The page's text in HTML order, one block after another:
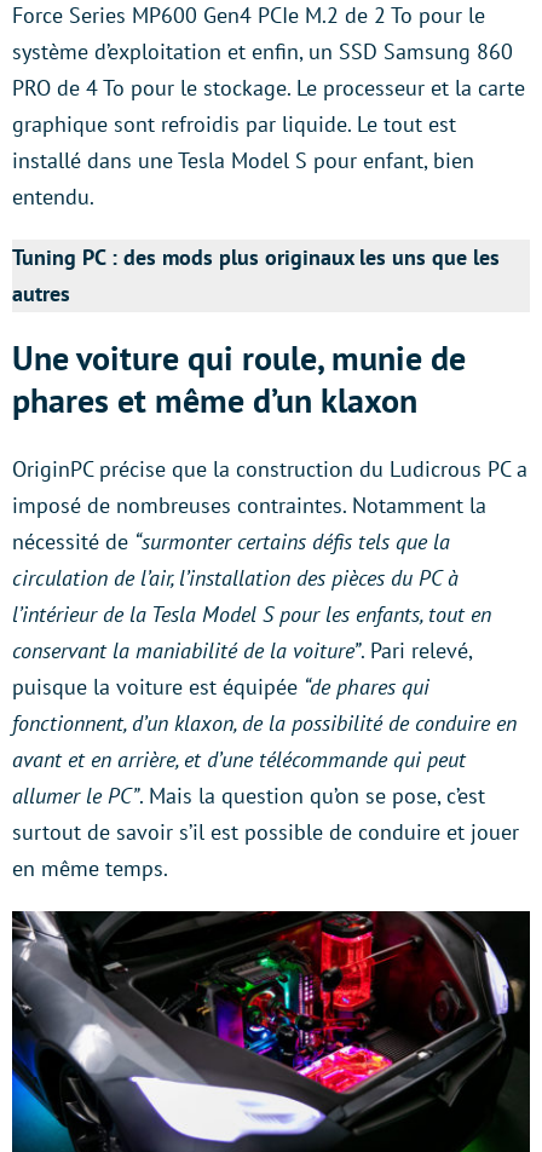
Force Series MP600 Gen4 PCIe M.2 de 2 To pour le
système d’exploitation et enfin, un SSD Samsung 860
PRO de 4 To pour le stockage. Le processeur et la carte
graphique sont refroidis par liquide. Le tout est
installé dans une Tesla Model S pour enfant, bien
entendu.
Tuning PC : des mods plus originaux les uns que les
autres
Une voiture qui roule, munie de
phares et même d’un klaxon
OriginPC précise que la construction du Ludicrous PC a
imposé de nombreuses contraintes. Notamment la
nécessité de “surmonter certains défis tels que la
circulation de l’air, l’installation des pièces du PC à
l’intérieur de la Tesla Model S pour les enfants, tout en
conservant la maniabilité de la voiture”. Pari relevé,
puisque la voiture est équipée “de phares qui
fonctionnent, d’un klaxon, de la possibilité de conduire en
avant et en arrière, et d’une télécommande qui peut
allumer le PC”. Mais la question qu’on se pose, c’est
surtout de savoir s’il est possible de conduire et jouer
en même temps.